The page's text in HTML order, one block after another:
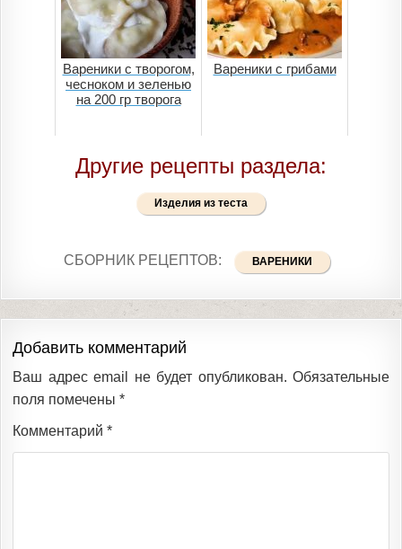
Вареники с творогом,
чесноком и зеленью
на 200 гр творога
Вареники с грибами
Другие рецепты раздела:
Изделия из теста
СБОРНИК РЕЦЕПТОВ: ВАРЕНИКИ
Добавить комментарий
Ваш адрес email не будет опубликован. Обязательные
поля помечены *
Комментарий *